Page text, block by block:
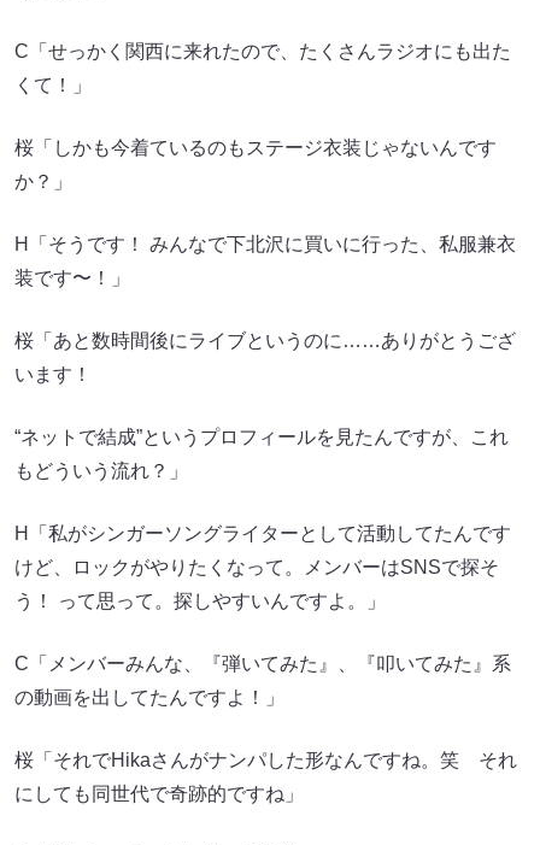
C「せっかく関西に来れたので、たくさんラジオにも出た
くて！」
桜「しかも今着ているのもステージ衣装じゃないんです
か？」
H「そうです！ みんなで下北沢に買いに行った、私服兼衣
装です〜！」
桜「あと数時間後にライブというのに……ありがとうござ
います！
“ネットで結成”というプロフィールを見たんですが、これ
もどういう流れ？」
H「私がシンガーソングライターとして活動してたんです
けど、ロックがやりたくなって。メンバーはSNSで探そ
う！ って思って。探しやすいんですよ。」
C「メンバーみんな、『弾いてみた』、『叩いてみた』系
の動画を出してたんですよ！」
桜「それでHikaさんがナンパした形なんですね。笑 それ
にしても同世代で奇跡的ですね」